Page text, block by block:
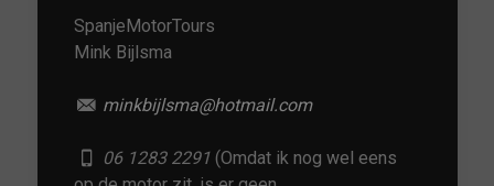
SpanjeMotorTours
Mink Bijlsma
minkbijlsma@hotmail.com
06 1283 2291 (Omdat ik nog wel eens